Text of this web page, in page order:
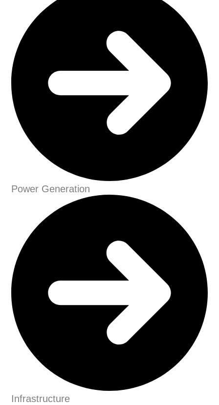
Power Generation
Infrastructure